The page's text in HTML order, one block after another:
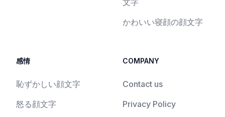
文字
かわいい寝顔の顔文字
感情
恥ずかしい顔文字
怒る顔文字
COMPANY
Contact us
Privacy Policy